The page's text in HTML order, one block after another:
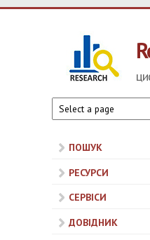
ПОШУК
РЕСУРСИ
СЕРВІСИ
ДОВІДНИК